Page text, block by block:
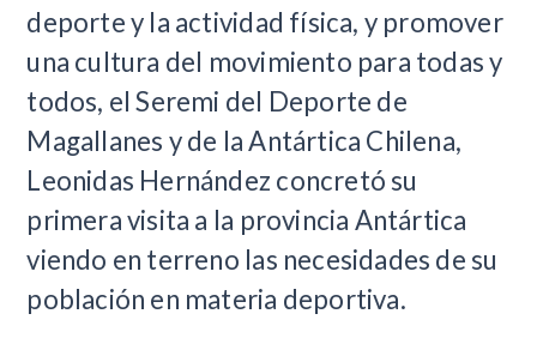
deporte y la actividad física, y promover
una cultura del movimiento para todas y
todos, el Seremi del Deporte de
Magallanes y de la Antártica Chilena,
Leonidas Hernández concretó su
primera visita a la provincia Antártica
viendo en terreno las necesidades de su
población en materia deportiva.